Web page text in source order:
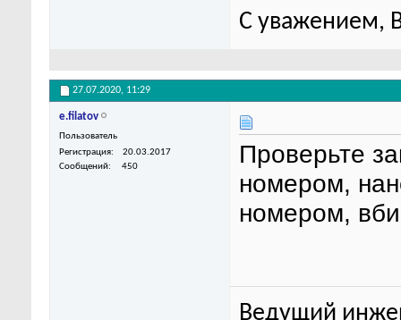
С уважением,
27.07.2020, 11:29
e.filatov
Пользователь
Регистрация
20.03.2017
Сообщений
450
Проверьте
номером,
номером,
Ведущий